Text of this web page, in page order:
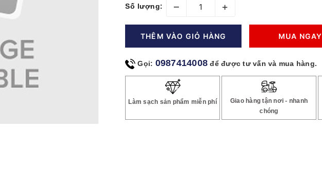
Số lượng: – +
THÊM VÀO GIỎ HÀNG MUA NGAY
Gọi: 0987414008 để được tư vấn và mua hàng.
Làm sạch sản phẩm miễn phí
Giao hàng tận nơi - nhanh
chóng